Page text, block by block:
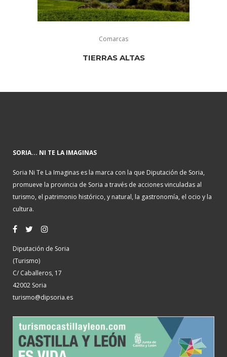
Comarcas
TIERRAS ALTAS
SORIA... NI TE LA IMAGINAS
Soria Ni Te La Imaginas es la marca con la que Diputación de Soria,
promueve la provincia de Soria a través de acciones vinculadas al
turismo, el patrimonio histórico, y natural, la gastronomía, el ocio y la
cultura.
Diputación de Soria
(Turismo)
C/ Caballeros, 17
42002 Soria
turismo@dipsoria.es